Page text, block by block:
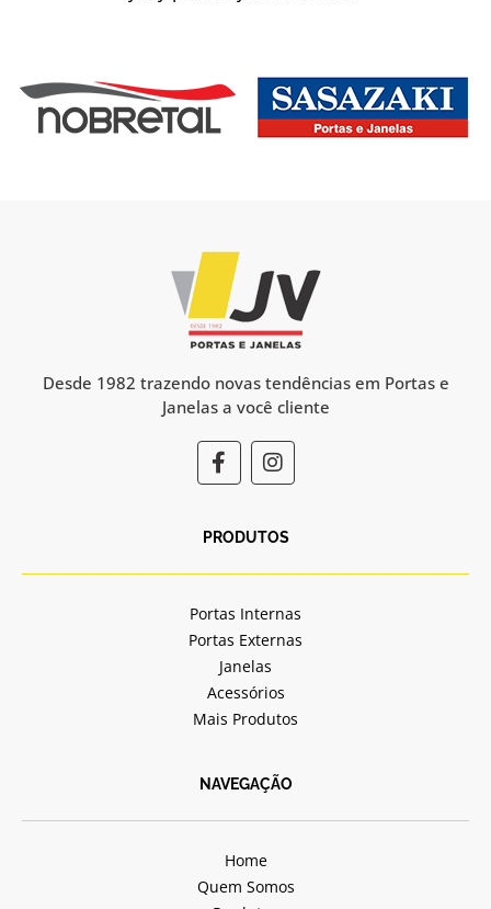
Desde 1982 trazendo novas tendências em Portas e
Janelas a você cliente
F
a
c
b
o
k
-
f
I
n
s
a
r
a
m
PRODUTOS
Portas Internas
Portas Externas
Janelas
Acessórios
Mais Produtos
NAVEGAÇÃO
Home
Quem Somos